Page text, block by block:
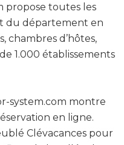
propose toutes les
du département en
chambres d’hôtes,
1.000 établissements
system.com montre
en ligne.
Clévacances pour